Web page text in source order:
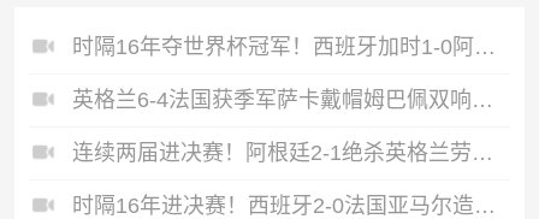
时隔16年夺世界杯冠军！西班牙加时1-0阿根廷费兰制胜恩佐染红
英格兰6-4法国获季军萨卡戴帽姆巴佩双响创纪录奥利塞2助+失良机
连续两届进决赛！阿根廷2-1绝杀英格兰劳塔罗恩佐破门梅西两助攻
时隔16年进决赛！西班牙2-0法国亚马尔造点奥亚萨瓦尔、波罗破门